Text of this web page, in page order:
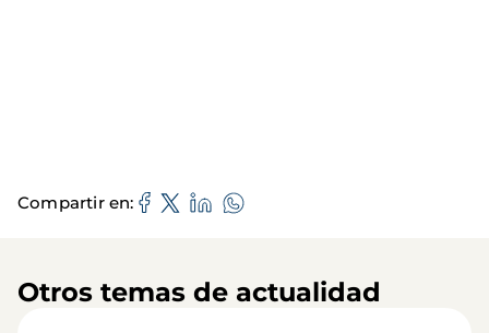
Compartir en
Otros temas de actualidad